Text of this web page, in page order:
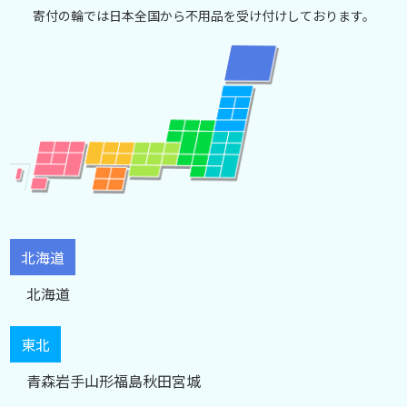
寄付の輪では日本全国から不用品を受け付けしております。
北海道
北海道
東北
青森岩手山形福島秋田宮城